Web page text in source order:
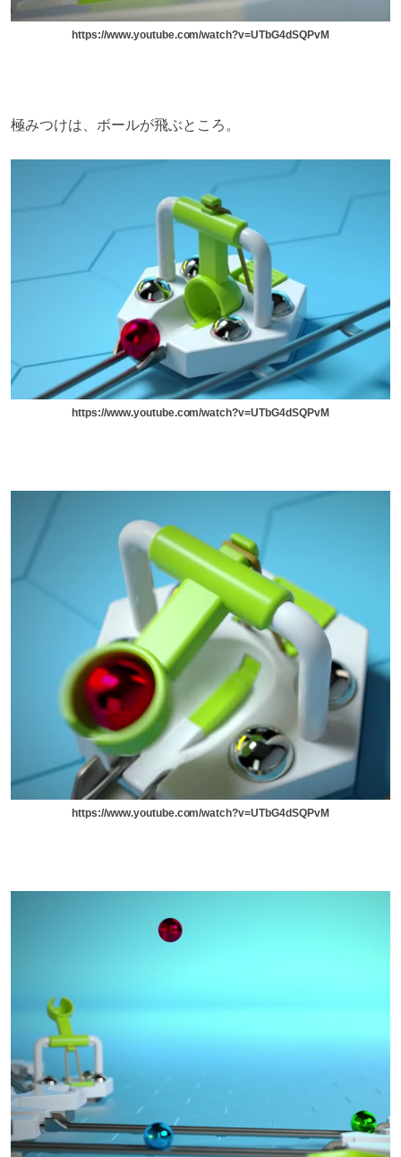
https://www.youtube.com/watch?v=UTbG4dSQPvM
極みつけは、ボールが飛ぶところ。
https://www.youtube.com/watch?v=UTbG4dSQPvM
https://www.youtube.com/watch?v=UTbG4dSQPvM